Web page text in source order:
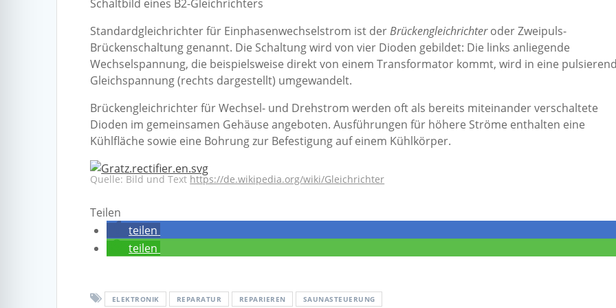
Schaltbild eines B2-Gleichrichters
Standardgleichrichter für Einphasenwechselstrom ist derBrückengleichrichteroder Zweipuls-
Brückenschaltung genannt. Die Schaltung wird von vier Dioden gebildet: Die links anliegende
Wechselspannung, die beispielsweise direkt von einem Transformator kommt, wird in eine
Gleichspannung (rechts dargestellt) umgewandelt.
Brückengleichrichter für Wechsel- und Drehstrom werden oft als bereits miteinander verschaltete
Dioden im gemeinsamen Gehäuse angeboten. Ausführungen für höhere Ströme enthalten eine
Kühlfläche sowie eine Bohrung zur Befestigung auf einem Kühlkörper.
Quelle: Bild und Text https://de.wikipedia.org/wiki/Gleichrichter
Teilen
teilen
teilen
ELEKTRONIK REPARATUR REPARIEREN SAUNASTEUERUNG